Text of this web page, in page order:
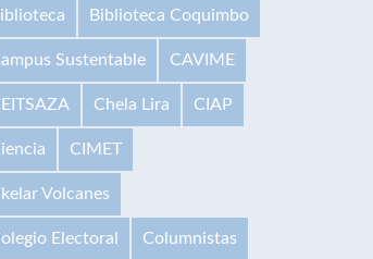
Biblioteca Coquimbo
Sustentable CAVIME
Chela Lira CIAP
CIMET
Volcanes
Electoral Columnistas